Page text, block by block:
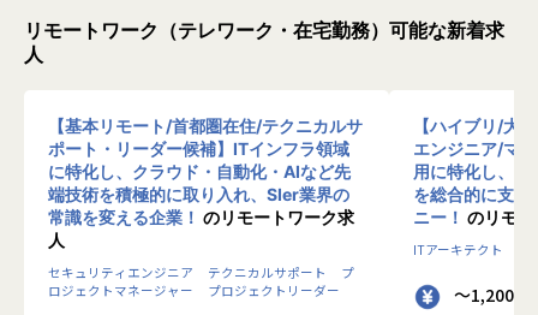
リモートワーク（テレワーク・在宅勤務）可能な新着求
人
【基本リモート/首都圏在住/テクニカルサ
ポート・リーダー候補】ITインフラ領域
に特化し、クラウド・自動化・AIなど先
端技術を積極的に取り入れ、SIer業界の
常識を変える企業！ のリモートワーク求
人
セキュリティエンジニア テクニカルサポート
プ
ロジェクトマネージャー
プロジェクトリーダー
【ハイブリ/大
エンジニア/マ
用に特化し、
を総合的に支援
ニー！ のリモ
ITアーキテクト
～1,200